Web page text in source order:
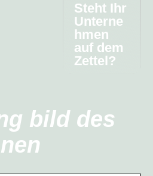
Steht Ihr
Unterne
hmen
auf dem
Zettel?
bild des